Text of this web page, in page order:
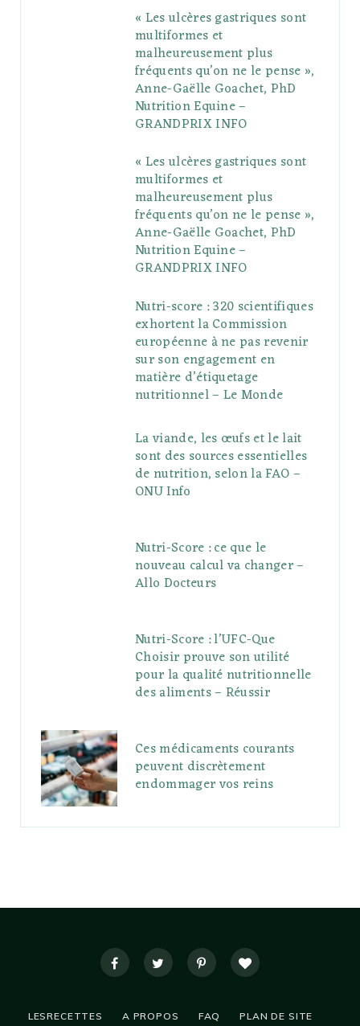
e
P
l
s
g
r
a
m
r
e
s
r
« Les ulcères gastriques sont
multiformes et
malheureusement plus
fréquents qu’on ne le pense »,
Anne-Gaëlle Goachet, PhD
Nutrition Equine –
GRANDPRIX INFO
« Les ulcères gastriques sont
multiformes et
malheureusement plus
fréquents qu’on ne le pense »,
Anne-Gaëlle Goachet, PhD
Nutrition Equine –
GRANDPRIX INFO
Nutri-score : 320 scientifiques
exhortent la Commission
européenne à ne pas revenir
sur son engagement en
matière d’étiquetage
nutritionnel – Le Monde
La viande, les œufs et le lait
sont des sources essentielles
de nutrition, selon la FAO –
ONU Info
Nutri-Score : ce que le
nouveau calcul va changer –
Allo Docteurs
Nutri-Score : l’UFC-Que
Choisir prouve son utilité
pour la qualité nutritionnelle
des aliments – Réussir
Ces médicaments courants
peuvent discrètement
endommager vos reins
LESRECETTES A PROPOS FAQ PLAN DE SITE